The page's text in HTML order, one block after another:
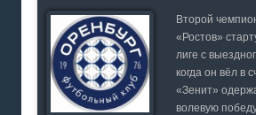
Второй
«Ростов»
лиге с
когда он вёл в
«Зенит»
волевую